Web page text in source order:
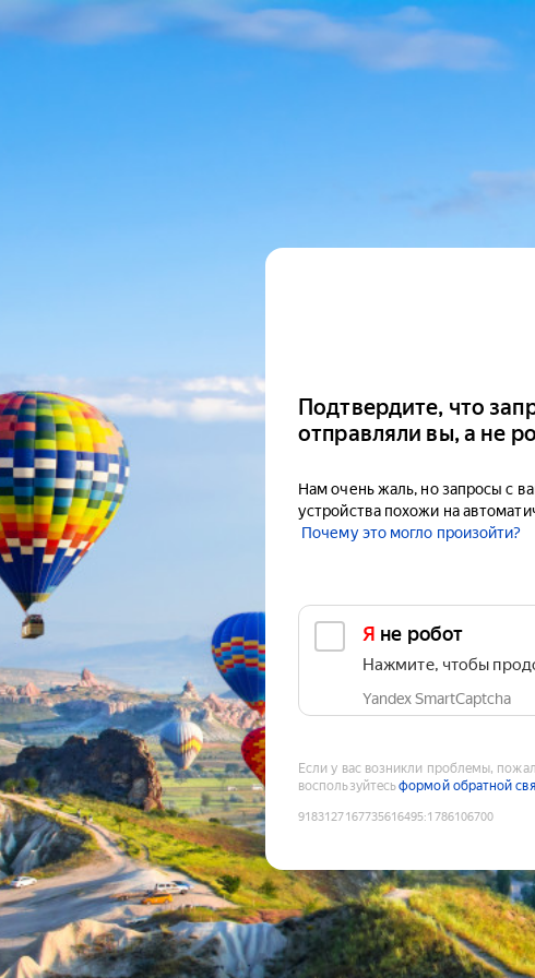
Подтвердите, что
отправляли вы, а не
Нам очень жаль, но запросы с
устройства похожи на
Почему это могло произойти?
Я не робот
Нажмите, чтобы
Yandex SmartCaptcha
Если у вас возникли проблемы,
воспользуйтесьформой обратной
9183127167735616495:1786106700